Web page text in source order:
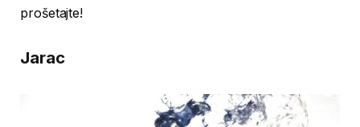
prošetajte!
Jarac